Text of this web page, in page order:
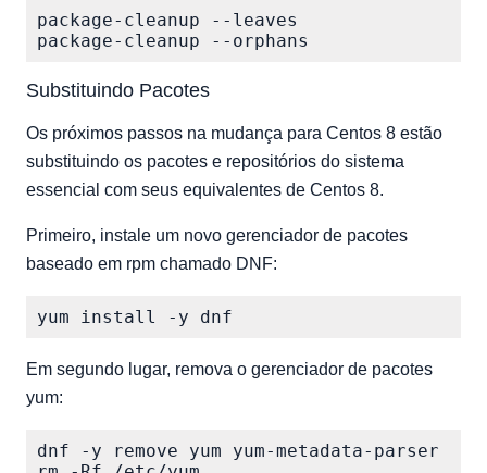
package-cleanup --leaves
Substituindo Pacotes
Os próximos passos na mudança para Centos 8 estão
substituindo os pacotes e repositórios do sistema
essencial com seus equivalentes de Centos 8.
Primeiro, instale um novo gerenciador de pacotes
baseado em rpm chamado DNF:
Em segundo lugar, remova o gerenciador de pacotes
yum:
dnf -y remove yum yum-metadata-parser